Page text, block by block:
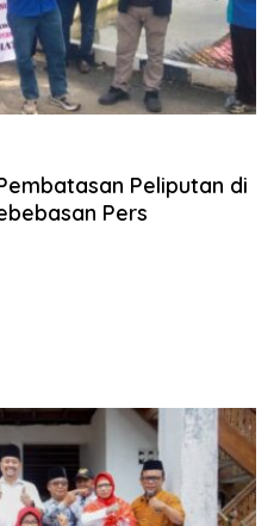
Peliputan di
Pers